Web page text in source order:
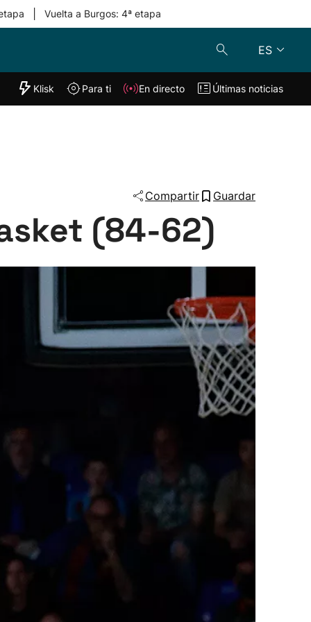
Vuelta a Burgos: 4ª etapa
ES
"Helmuga"
Klisk En directo
Klisk Para ti En directo Últimas noticias
Compartir Guardar
(84-62)